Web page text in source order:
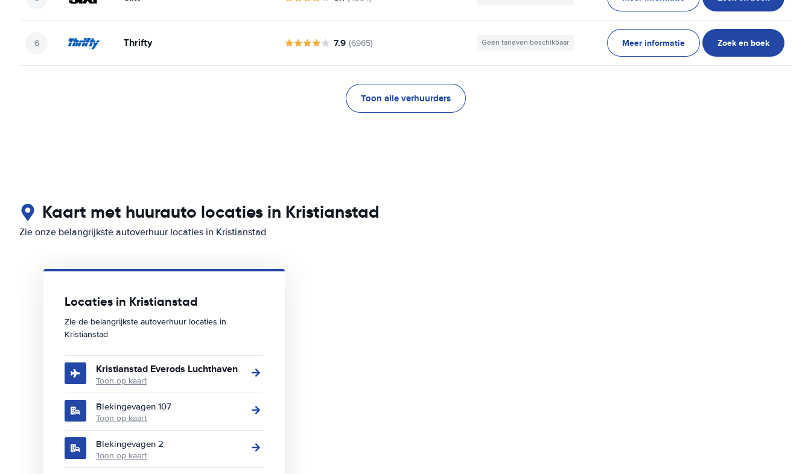
Thrifty 7.9 (6965) Geen tarieven beschikbaar Meer informatie Zoek en boek
Toon alle verhuurders
Kaart met huurauto locaties in Kristianstad
Zie onze belangrijkste autoverhuur locaties in Kristianstad
Locaties in Kristianstad
Zie de belangrijkste autoverhuur locaties in
Kristianstad
Kristianstad Everods Luchthaven
Toon op kaart
Blekingevagen 107
Toon op kaart
Blekingevagen 2
Toon op kaart